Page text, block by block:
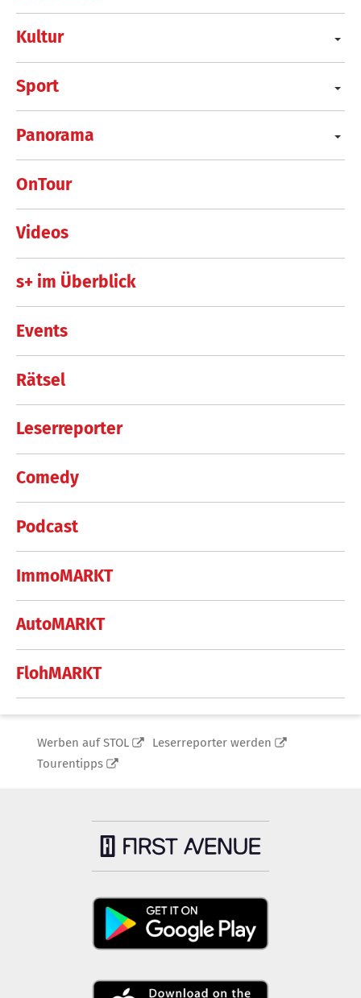
Kultur
Sport
Panorama
OnTour
Videos
s+ im Überblick
Events
Rätsel
Leserreporter
Comedy
Podcast
ImmoMARKT
AutoMARKT
FlohMARKT
Werben auf STOL
Leserreporter werden
Tourentipps